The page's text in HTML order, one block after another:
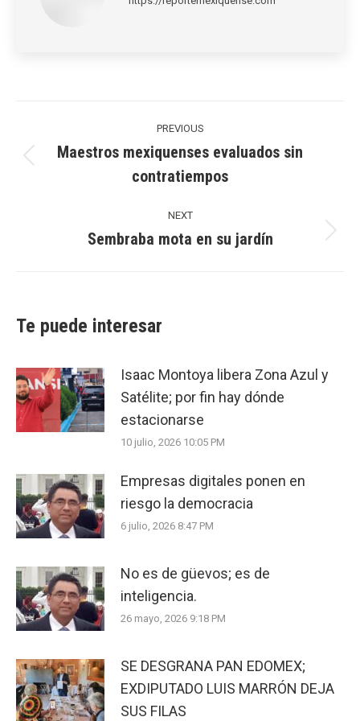
PREVIOUS
post:
Maestros mexiquenses evaluados sin
contratiempos
NEXT
Next
Sembraba mota en su jardín
Te puede interesar
Isaac Montoya libera Zona Azul y
Satélite; por fin hay dónde
estacionarse
10 julio, 2026 10:05 PM
Empresas digitales ponen en
riesgo la democracia
6 julio, 2026 8:47 PM
No es de güevos; es de
inteligencia.
26 mayo, 2026 9:18 PM
SE DESGRANA PAN EDOMEX;
EXDIPUTADO LUIS MARRÓN DEJA
SUS FILAS